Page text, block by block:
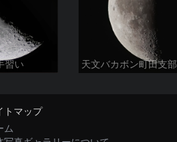
習い 天文バカボン町田支部
トマップ
ム